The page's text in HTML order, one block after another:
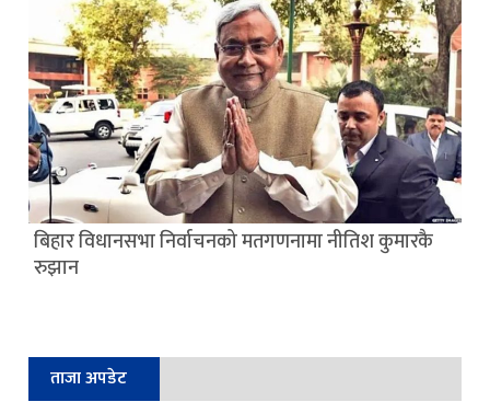
बिहार विधानसभा निर्वाचनको मतगणनामा नीतिश कुमारकै
रुझान
ताजा अपडेट